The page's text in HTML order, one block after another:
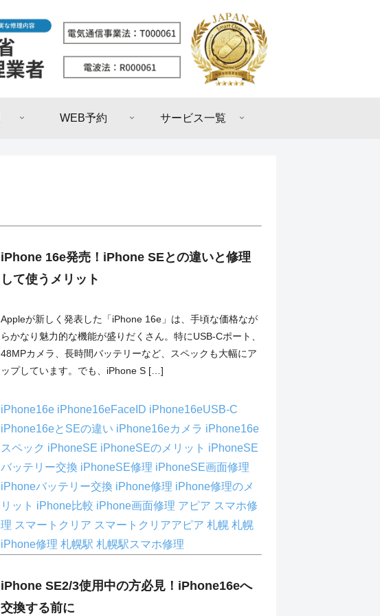
WEB予約 サービス一覧
iPhone 16e発売！iPhone SEとの違いと修理
して使うメリット
Appleが新しく発表した「iPhone 16e」は、手頃な価格なが
らかなり魅力的な機能が盛りだくさん。特にUSB-Cポート、
48MPカメラ、長時間バッテリーなど、スペックも大幅にア
ップしています。でも、iPhone S […]
iPhone16e iPhone16eFaceID iPhone16eUSB-C
iPhone16eとSEの違い iPhone16eカメラ iPhone16e
スペック iPhoneSE iPhoneSEのメリット iPhoneSE
バッテリー交換 iPhoneSE修理 iPhoneSE画面修理
iPhoneバッテリー交換 iPhone修理 iPhone修理のメ
リット iPhone比較 iPhone画面修理 アピア スマホ修
理 スマートクリア スマートクリアアピア 札幌 札幌
iPhone修理 札幌駅 札幌駅スマホ修理
iPhone SE2/3使用中の方必見！iPhone16eへ
交換する前に